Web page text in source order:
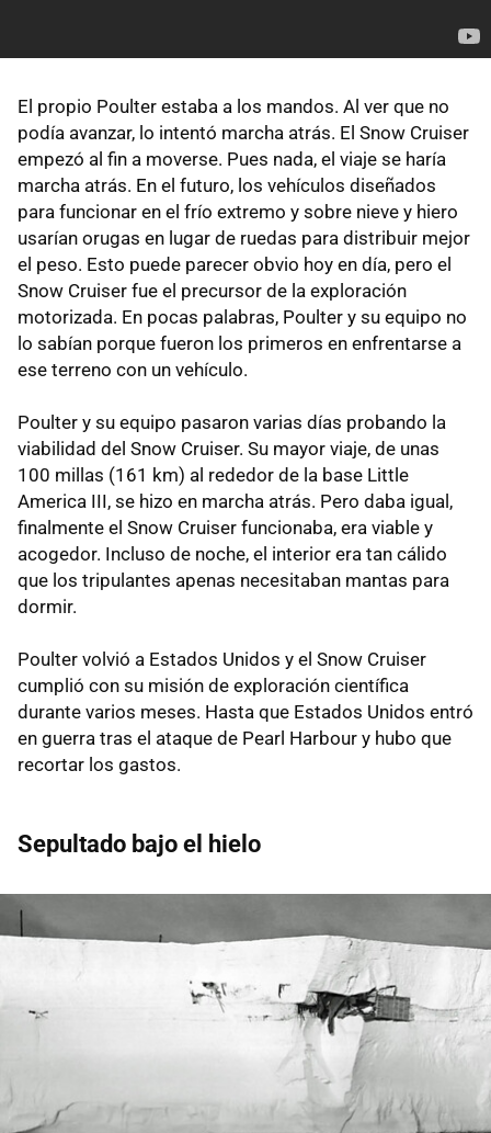
El propio Poulter estaba a los mandos. Al ver que no
podía avanzar, lo intentó marcha atrás. El Snow Cruiser
empezó al fin a moverse. Pues nada, el viaje se haría
marcha atrás. En el futuro, los vehículos diseñados
para funcionar en el frío extremo y sobre nieve y hiero
usarían orugas en lugar de ruedas para distribuir mejor
el peso. Esto puede parecer obvio hoy en día, pero el
Snow Cruiser fue el precursor de la exploración
motorizada. En pocas palabras, Poulter y su equipo no
lo sabían porque fueron los primeros en enfrentarse a
ese terreno con un vehículo.
Poulter y su equipo pasaron varias días probando la
viabilidad del Snow Cruiser. Su mayor viaje, de unas
100 millas (161 km) al rededor de la base Little
America III, se hizo en marcha atrás. Pero daba igual,
finalmente el Snow Cruiser funcionaba, era viable y
acogedor. Incluso de noche, el interior era tan cálido
que los tripulantes apenas necesitaban mantas para
dormir.
Poulter volvió a Estados Unidos y el Snow Cruiser
cumplió con su misión de exploración científica
durante varios meses. Hasta que Estados Unidos entró
en guerra tras el ataque de Pearl Harbour y hubo que
recortar los gastos.
Sepultado bajo el hielo